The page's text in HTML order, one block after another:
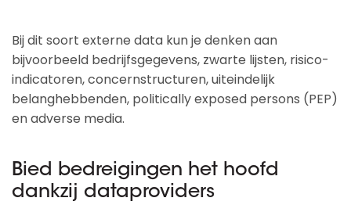
Bij dit soort externe data kun je denken aan
bijvoorbeeld bedrijfsgegevens, zwarte lijsten, risico-
indicatoren, concernstructuren, uiteindelijk
belanghebbenden, politically exposed persons (PEP)
en adverse media.
Bied bedreigingen het hoofd
dankzij dataproviders